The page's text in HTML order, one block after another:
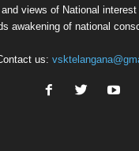
views of National
awakening of national
us: